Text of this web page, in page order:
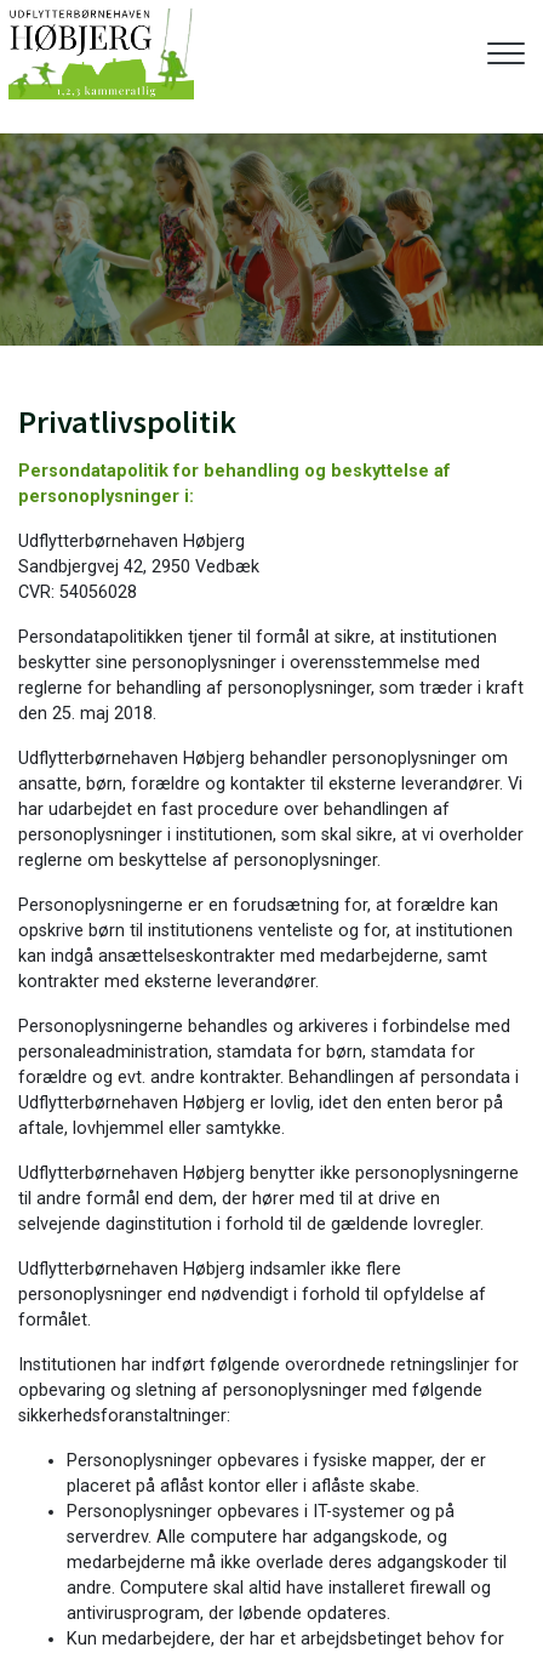
Gå
til
hovedindhold
Privatlivspolitik
Persondatapolitik for behandling og beskyttelse af
personoplysninger i:
Udflytterbørnehaven Høbjerg
Sandbjergvej 42, 2950 Vedbæk
CVR: 54056028
Persondatapolitikken tjener til formål at sikre, at institutionen
beskytter sine personoplysninger i overensstemmelse med
reglerne for behandling af personoplysninger, som træder i kraft
den 25. maj 2018.
Udflytterbørnehaven Høbjerg behandler personoplysninger om
ansatte, børn, forældre og kontakter til eksterne leverandører. Vi
har udarbejdet en fast procedure over behandlingen af
personoplysninger i institutionen, som skal sikre, at vi overholder
reglerne om beskyttelse af personoplysninger.
Personoplysningerne er en forudsætning for, at forældre kan
opskrive børn til institutionens venteliste og for, at institutionen
kan indgå ansættelseskontrakter med medarbejderne, samt
kontrakter med eksterne leverandører.
Personoplysningerne behandles og arkiveres i forbindelse med
personaleadministration, stamdata for børn, stamdata for
forældre og evt. andre kontrakter. Behandlingen af persondata i
Udflytterbørnehaven Høbjerg er lovlig, idet den enten beror på
aftale, lovhjemmel eller samtykke.
Udflytterbørnehaven Høbjerg benytter ikke personoplysningerne
til andre formål end dem, der hører med til at drive en
selvejende daginstitution i forhold til de gældende lovregler.
Udflytterbørnehaven Høbjerg indsamler ikke flere
personoplysninger end nødvendigt i forhold til opfyldelse af
formålet.
Institutionen har indført følgende overordnede retningslinjer for
opbevaring og sletning af personoplysninger med følgende
sikkerhedsforanstaltninger:
Personoplysninger opbevares i fysiske mapper, der er
placeret på aflåst kontor eller i aflåste skabe.
Personoplysninger opbevares i IT-systemer og på
serverdrev. Alle computere har adgangskode, og
medarbejderne må ikke overlade deres adgangskoder til
andre. Computere skal altid have installeret firewall og
antivirusprogram, der løbende opdateres.
Kun medarbejdere, der har et arbejdsbetinget behov for